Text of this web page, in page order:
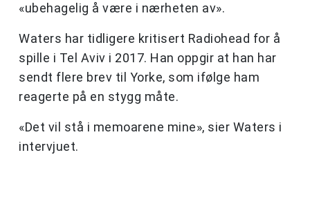
«ubehagelig å være i nærheten av».
Waters har tidligere kritisert Radiohead for å
spille i Tel Aviv i 2017. Han oppgir at han har
sendt flere brev til Yorke, som ifølge ham
reagerte på en stygg måte.
«Det vil stå i memoarene mine», sier Waters i
intervjuet.